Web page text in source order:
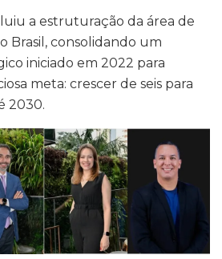
a estruturação da área de
Brasil, consolidando um
iniciado em 2022 para
meta: crescer de seis para
2030.